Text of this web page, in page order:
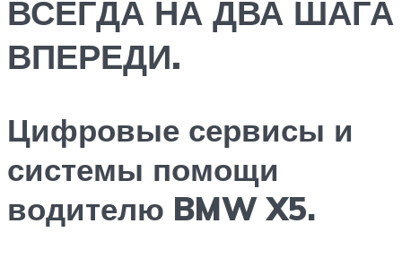
ВСЕГДА НА ДВА ШАГА
ВПЕРЕДИ.
Цифровые сервисы и
системы помощи
водителю BMW X5.